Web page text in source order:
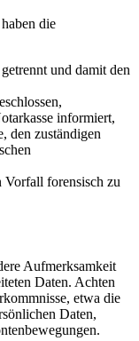
die
und damit den
informiert,
den zuständigen
Vorfall forensisch zu
Aufmerksamkeit
Daten. Achten
etwa die
Daten,